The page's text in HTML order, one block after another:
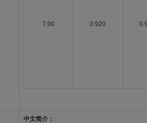
7.00 0.920
中文简介：